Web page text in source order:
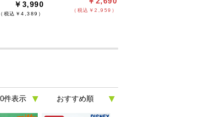
￥3,990
（税込￥4,389）
（税込￥2,959）